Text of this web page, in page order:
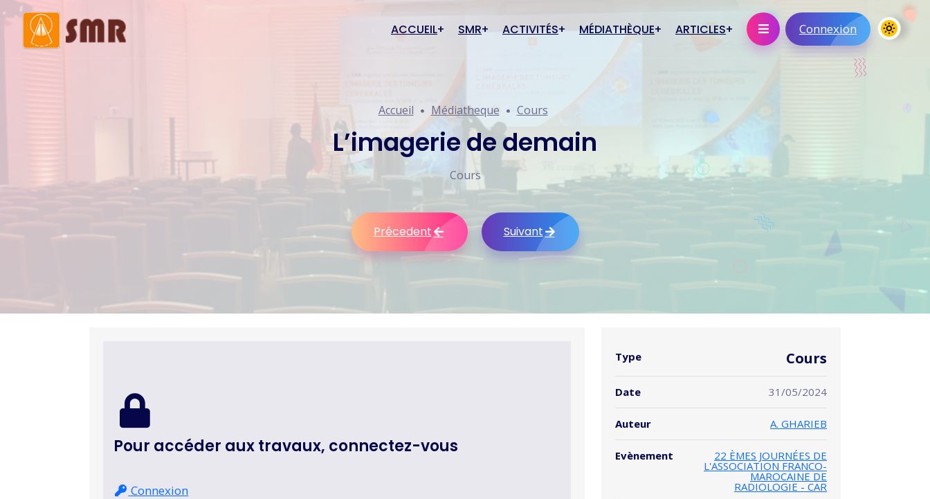
ACCUEIL SMR
Inscription En savoir plus
ACTIVITÉS
Évènements à venir
Anciens évènements
Galerie
MÉDIATHÈQUE
Communications orales
ARTICLES Connexion
Accueil Médiatheque Cours
L’imagerie de demain
Cours
Précedent Suivant
Pour accéder aux travaux, connectez-vous
Connexion
Type Cours
Date 31/05/2024
Auteur A. GHARIEB
Evènement 22 ÈMES JOURNÉES DE
L'ASSOCIATION FRANCO-
MAROCAINE DE
RADIOLOGIE - CAR